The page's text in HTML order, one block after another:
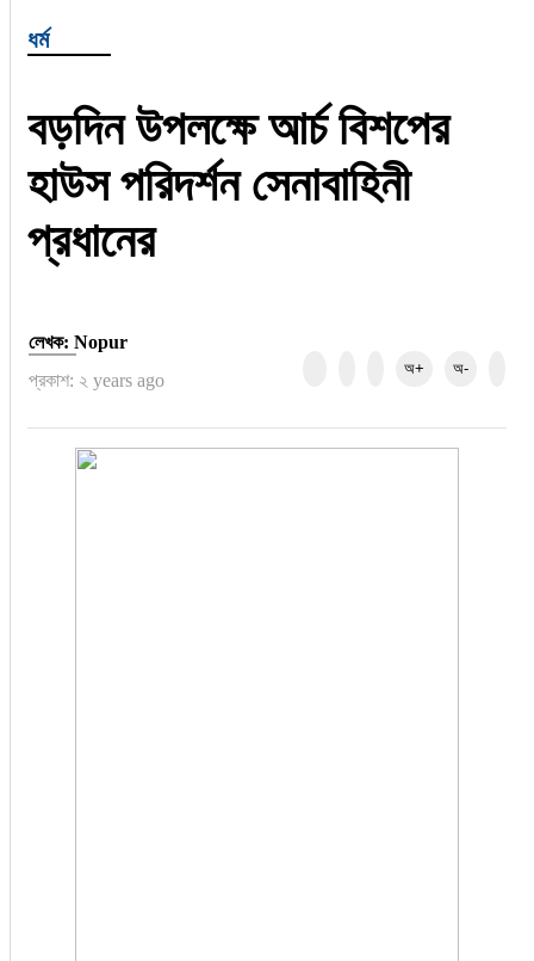
নিউইয়র্ক
জাতীয়
তারুণ্য
সময়ের প্রলাপ
ধর্ম
বড়দিন উপলক্ষে আর্চ বিশপের
হাউস পরিদর্শন সেনাবাহিনী
প্রধানের
লেখক: Nopur
প্রকাশ: ২ years ago
অ+ অ-